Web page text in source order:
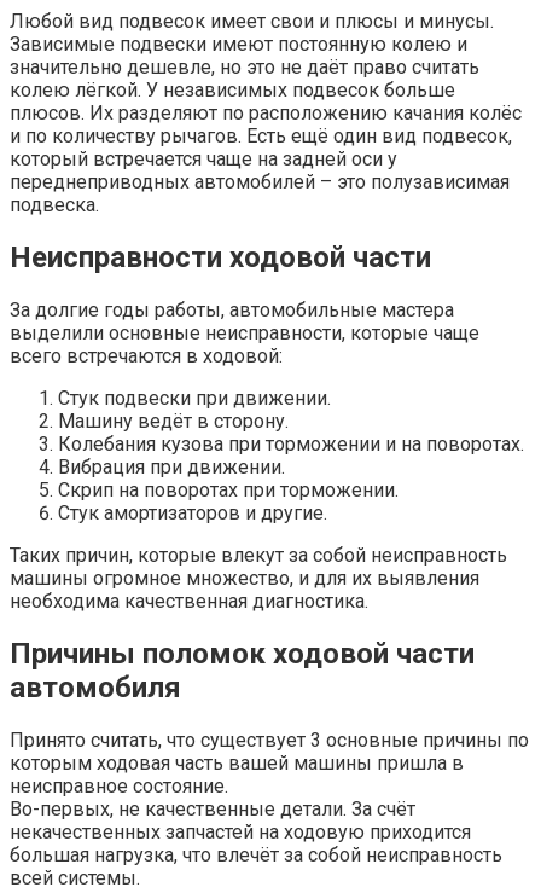
Любой вид подвесок имеет свои и плюсы и минусы.
Зависимые подвески имеют постоянную колею и
значительно дешевле, но это не даёт право считать
колею лёгкой. У независимых подвесок больше
плюсов. Их разделяют по расположению качания колёс
и по количеству рычагов. Есть ещё один вид подвесок,
который встречается чаще на задней оси у
переднеприводных автомобилей – это полузависимая
подвеска.
Неисправности ходовой части
За долгие годы работы, автомобильные мастера
выделили основные неисправности, которые чаще
всего встречаются в ходовой:
Стук подвески при движении.
Машину ведёт в сторону.
Колебания кузова при торможении и на поворотах.
Вибрация при движении.
Скрип на поворотах при торможении.
Стук амортизаторов и другие.
Таких причин, которые влекут за собой неисправность
машины огромное множество, и для их выявления
необходима качественная диагностика.
Причины поломок ходовой части
автомобиля
Принято считать, что существует 3 основные причины по
которым ходовая часть вашей машины пришла в
неисправное состояние.
Во-первых, не качественные детали. За счёт
некачественных запчастей на ходовую приходится
большая нагрузка, что влечёт за собой неисправность
всей системы.